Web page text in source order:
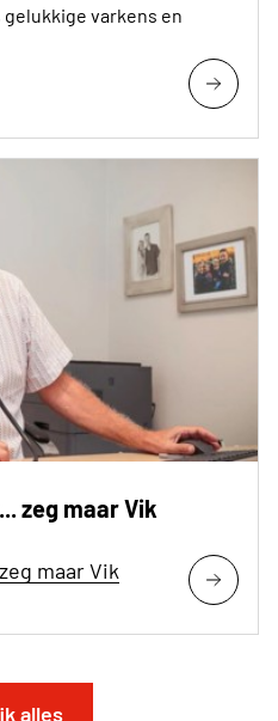
varkens en
zeg maar Vik
maar Vik
alles